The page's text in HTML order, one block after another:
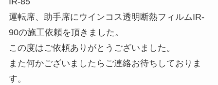
運転席、助手席にウインコス透明断熱フィルムIR-
90の施工依頼を頂きました。
この度はご依頼ありがとうございました。
また何かございましたらご連絡お待ちしておりま
す。